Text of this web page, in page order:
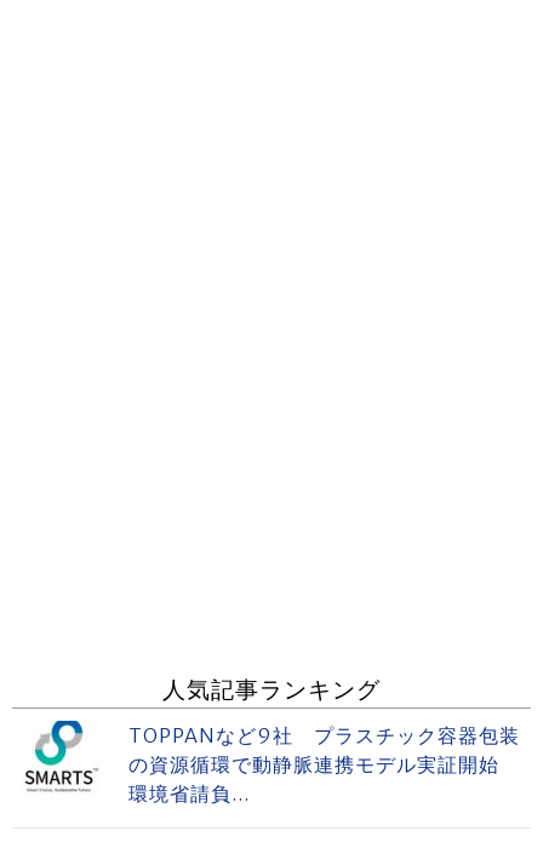
人気記事ランキング
TOPPANなど9社 プラスチック容器包装
の資源循環で動静脈連携モデル実証開始
環境省請負...